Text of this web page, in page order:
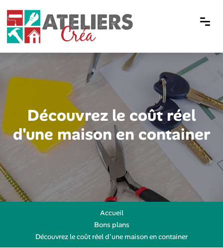
Découvrez le coût réel
d'une maison en container
Accueil
Bons plans
Découvrez le coût réel d'une maison en container